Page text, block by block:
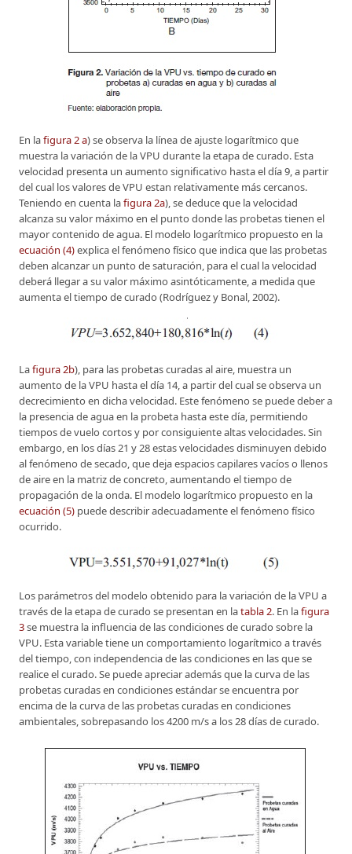
En lafigura 2 a) se observa la línea de ajuste logarítmico que
muestra la variación de la VPU durante la etapa de curado. Esta
velocidad presenta un aumento significativo hasta el día 9, a partir
del cual los valores de VPU estan relativamente más cercanos.
Teniendo en cuenta lafigura 2a), se deduce que la velocidad
alcanza su valor máximo en el punto donde las probetas tienen el
mayor contenido de agua. El modelo logarítmico propuesto en la
ecuación (4)explica el fenómeno físico que indica que las probetas
deben alcanzar un punto de saturación, para el cual la velocidad
deberá llegar a su valor máximo asintóticamente, a medida que
aumenta el tiempo de curado (Rodríguez y Bonal, 2002).
Lafigura 2b), para las probetas curadas al aire, muestra un
aumento de la VPU hasta el día 14, a partir del cual se observa un
decrecimiento en dicha velocidad. Este fenómeno se puede deber a
la presencia de agua en la probeta hasta este día, permitiendo
tiempos de vuelo cortos y por consiguiente altas velocidades. Sin
embargo, en los días 21 y 28 estas velocidades disminuyen debido
al fenómeno de secado, que deja espacios capilares vacíos o llenos
de aire en la matriz de concreto, aumentando el tiempo de
propagación de la onda. El modelo logarítmico propuesto en la
ecuación (5) puede describir adecuadamente el fenómeno físico
ocurrido.
Los parámetros del modelo obtenido para la variación de la VPU a
través de la etapa de curado se presentan en latabla 2. En lafigura
3se muestra la influencia de las condiciones de curado sobre la
VPU. Esta variable tiene un comportamiento logarítmico a través
del tiempo, con independencia de las condiciones en las que se
realice el curado. Se puede apreciar además que la curva de las
probetas curadas en condiciones estándar se encuentra por
encima de la curva de las probetas curadas en condiciones
ambientales, sobrepasando los 4200 m/s a los 28 días de curado.